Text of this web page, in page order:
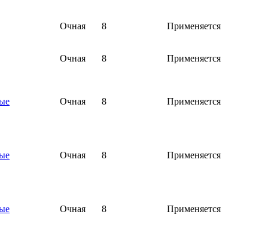
Очная 8 Применяется
Очная 8 Применяется
Очная 8 Применяется
Очная 8 Применяется
Очная 8 Применяется